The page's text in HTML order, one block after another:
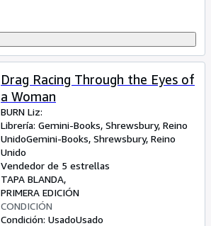
Drag Racing Through the Eyes of
a Woman
BURN Liz:
Librería: Gemini-Books, Shrewsbury, Reino
UnidoGemini-Books, Shrewsbury, Reino
Unido
Vendedor de 5 estrellas
TAPA BLANDA
PRIMERA EDICIÓN
CONDICIÓN
Condición: UsadoUsado